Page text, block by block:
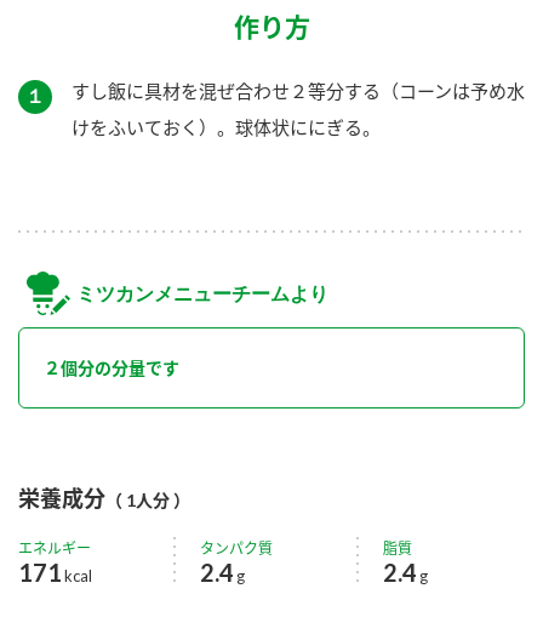
作り方
１
すし飯に具材を混ぜ合わせ２等分する（コーンは予め水
けをふいておく）。球体状ににぎる。
ミツカンメニューチームより
２個分の分量です
栄養成分 （ 1人分 ）
エネルギー
171 kcal
タンパク質
2.4 g
脂質
2.4 g